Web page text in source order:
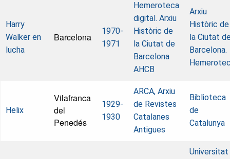
Harry
Walker en
lucha
Barcelona
1970-
1971
Hemeroteca
digital. Arxiu
Històric de
la Ciutat de
Barcelona
AHCB
Arxiu
Històric de
la Ciutat
Barcelona.
Helix
Vilafranca
del
Penedés
1929-
1930
ARCA, Arxiu
de Revistes
Catalanes
Antigues
Biblioteca
de
Catalunya
Universitat